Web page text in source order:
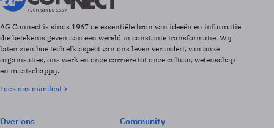
AG Connect is sinds 1967 de essentiële bron van ideeën en informatie
die betekenis geven aan een wereld in constante transformatie. Wij
laten zien hoe tech elk aspect van ons leven verandert, van onze
organisaties, ons werk en onze carrière tot onze cultuur, wetenschap
en maatschappij.
Lees ons manifest >
Over ons
Community